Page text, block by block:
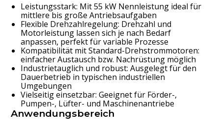
Leistungsstark: Mit 55 kW Nennleistung ideal für
mittlere bis große Antriebsaufgaben
Flexible Drehzahlregelung: Drehzahl und
Motorleistung lassen sich je nach Bedarf
anpassen, perfekt für variable Prozesse
Kompatibilität mit Standard-Drehstrommotoren:
einfacher Austausch bzw. Nachrüstung möglich
Industrietauglich und robust: Ausgelegt für den
Dauerbetrieb in typischen industriellen
Umgebungen
Vielseitig einsetzbar: Geeignet für Förder-,
Pumpen-, Lüfter- und Maschinenantriebe
Anwendungsbereich